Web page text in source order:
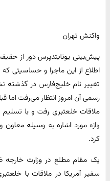
واکنش تهران
پیش‌بینی یونایتدپرس دور از
اطلاع از این ماجرا و حساسیتی
تغییر نام خلیج‌فارس در گذشته
رسمی آن امروز انتظار می‌رفت اما
ملاقات خلعتبری رفت و با
واژه مورد اشاره به وسیله معاون
کرد.
یک مقام مطلع در وزارت
سفیر آمریکا در ملاقات با